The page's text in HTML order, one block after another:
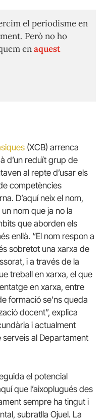
el periodisme en
Però no ho
enaquest
(XCB) arrenca
d’un reduït grup de
al repte d’usar els
competències
D’aquí neix el nom,
nom que ja no la
que aborden els
enllà. “El nom respon a
sobretot una xarxa de
i a través de la
treball en xarxa, el que
en xarxa, entre
formació se’ns queda
docent”, explica
i actualment
al Departament
el potencial
que l’aixoplugués des
sempre ha tingut i
subratlla Ojuel. La